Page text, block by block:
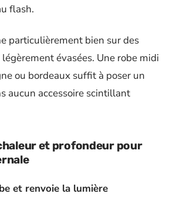
flash.
particulièrement bien sur des
évasées. Une robe midi
ou bordeaux suffit à poser un
aucun accessoire scintillant
et profondeur pour
et renvoie la lumière